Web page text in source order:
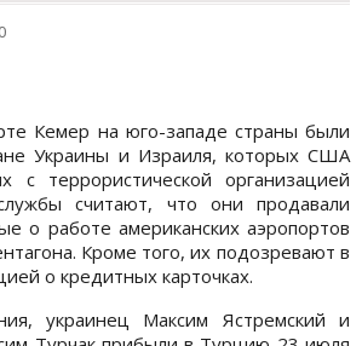
Кемер на юго-западе страны были
Украины и Израиля, которых США
с террористической организацией
считают, что они продавали
о работе американских аэропортов
Кроме того, их подозревают в
о кредитных карточках.
украинец Максим Ястремский и